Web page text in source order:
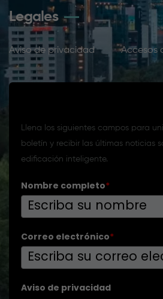
Legales
Aviso de privacidad Accesos
Llena los siguientes campos para
boletín y recibir las últimas noticias
edificación inteligente.
Nombre completo*
Correo electrónico*
Aviso de privacidad